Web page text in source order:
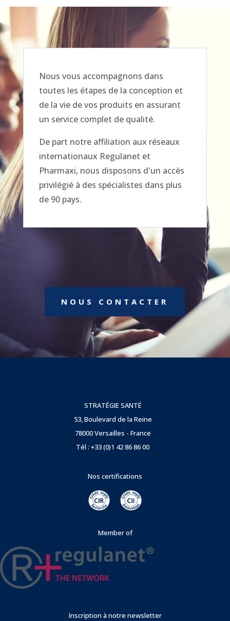
Nous vous accompagnons dans
toutes les étapes de la conception et
de la vie de vos produits en assurant
un service complet de qualité.
De part notre affiliation aux réseaux
internationaux Regulanet et
Pharmaxi, nous disposons d'un accès
privilégié à des spécialistes dans plus
de 90 pays.
NOUS CONTACTER
STRATÉGIE SANTÉ
53, Boulevard de la Reine
78000 Versailles - France
Tél : +33 (0)1 42 86 86 00
Nos certifications
Member of
Inscription à notre newsletter